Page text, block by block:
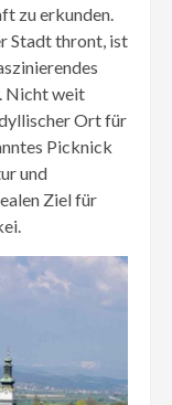
zu erkunden.
Stadt thront, ist
Nicht weit
Ort für
Picknick
und
Ziel für